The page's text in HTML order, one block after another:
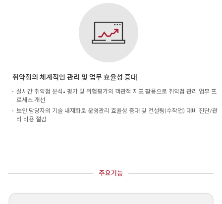
취약점의 체계적인 관리 및 업무 효율성 증대
실시간 취약점 분석• 평가 및 위험평가의 객관적 지표 활용으로 취약점 관리 업무 프
로세스 개선
보안 담당자의 기술 내재화로 운영관리 효율성 증대 및 컨설팅(수작업) 대비 진단/관
리 비용 절감